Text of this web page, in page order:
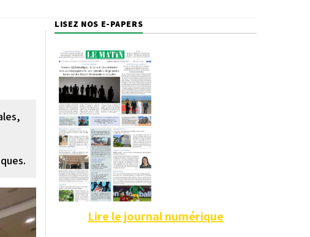
Morocco Today Forum
Bookclub
LISEZ NOS E-PAPERS
Lire le journal numérique